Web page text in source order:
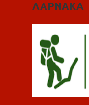
ΛΑΡΝΑΚΑ